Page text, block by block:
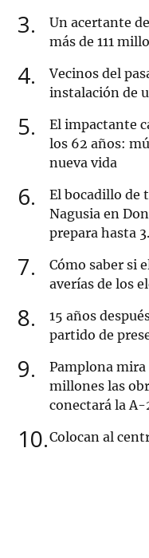
3
Un acertante
más de 111
4
Vecinos del
instalación de
5
El impactante
los 62 años:
nueva vida
6
El bocadillo de
Nagusia en
prepara hasta
7
Cómo saber si
averías de los
8
15 años
partido de
9
Pamplona mira
millones las
conectará la A-
10 Colocan al